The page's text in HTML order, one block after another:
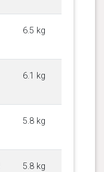
6.5 kg
6.1 kg
5.8 kg
5.8 kg